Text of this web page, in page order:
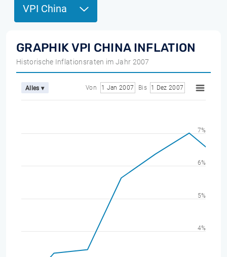
VPI China
GRAPHIK VPI CHINA INFLATION
Historische Inflationsraten im Jahr 2007
Alles ▾ Von 1 Jan 2007 Bis 1 Dez 2007
4%
5%
6%
7%